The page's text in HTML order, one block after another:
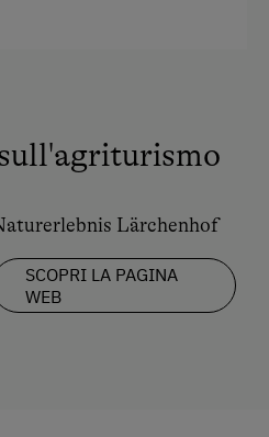
ad internet
e utensili da cucina
Lärchenhof
SCOPRI LA PAGINA
WEB